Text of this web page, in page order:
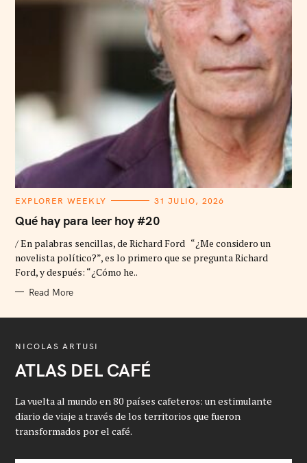
C
T
E
O
I
E
EXPLORER WEEKLY 31 JULIO, 2026
Qué hay para leer hoy #20
/ En palabras sencillas, de Richard Ford “¿Me considero un
novelista político?”, es lo primero que se pregunta Richard
Ford, y después: “¿Cómo he..
Read More
NICOLAS ARTUSI
ATLAS DEL CAFÉ
La vuelta al mundo en 80 países cafeteros: un estimulante
diario de viaje a través de los territorios que fueron
transformados por el café.